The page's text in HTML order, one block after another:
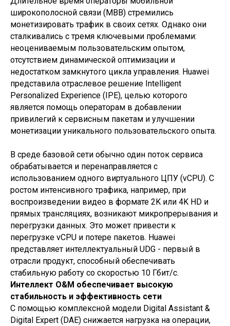
широкополосной связи (MBB) стремились
монетизировать трафик в своих сетях. Однако они
сталкивались с тремя ключевыми проблемами:
неоцениваемым пользовательским опытом,
отсутствием динамической оптимизации и
недостатком замкнутого цикла управления. Huawei
представила отраслевое решение Intelligent
Personalized Experience (IPE), целью которого
является помощь операторам в добавлении
привилегий к сервисным пакетам и улучшении
монетизации уникального пользовательского опыта.
В среде базовой сети обычно один поток сервиса
обрабатывается и перенаправляется с
использованием одного виртуального ЦПУ (vCPU). С
ростом интенсивного трафика, например, при
воспроизведении видео в формате 2K или 4K HD и
прямых трансляциях, возникают микропрерывания и
перегрузки данных. Это может привести к
перегрузке vCPU и потере пакетов. Huawei
представляет интеллектуальный UDG - первый в
отрасли продукт, способный обеспечивать
стабильную работу со скоростью 10 Гбит/с.
Интеллект O&M обеспечивает высокую
стабильность и эффективность сети
С помощью комплексной модели Digital Assistant &
Digital Expert (DAE) снижается нагрузка на операции,